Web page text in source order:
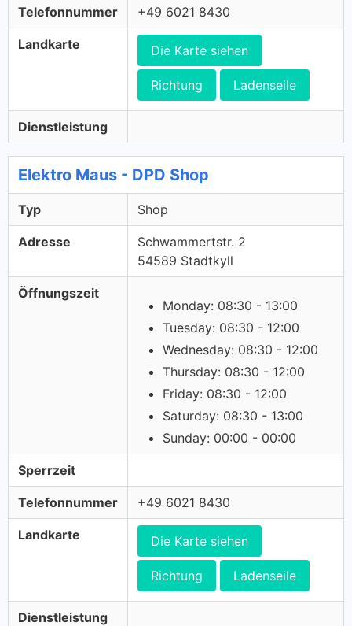
Telefonnummer +49 6021 8430
Landkarte Die Karte siehen
Richtung Ladenseile
Dienstleistung
Elektro Maus - DPD Shop
Typ Shop
Adresse
Schwammertstr. 2
54589 Stadtkyll
Öffnungszeit
Monday: 08:30 - 13:00
Tuesday: 08:30 - 12:00
Wednesday: 08:30 - 12:00
Thursday: 08:30 - 12:00
Friday: 08:30 - 12:00
Saturday: 08:30 - 13:00
Sunday: 00:00 - 00:00
Sperrzeit
Telefonnummer +49 6021 8430
Landkarte Die Karte siehen
Richtung Ladenseile
Dienstleistung